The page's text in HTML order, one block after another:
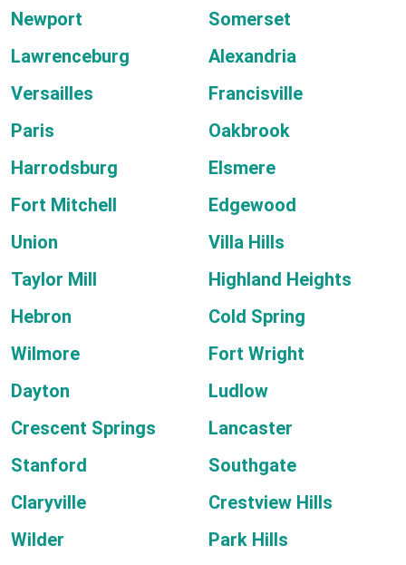
Newport
Somerset
Lawrenceburg
Alexandria
Versailles
Francisville
Paris
Oakbrook
Harrodsburg
Elsmere
Fort Mitchell
Edgewood
Union
Villa Hills
Taylor Mill
Highland Heights
Hebron
Cold Spring
Wilmore
Fort Wright
Dayton
Ludlow
Crescent Springs
Lancaster
Stanford
Southgate
Claryville
Crestview Hills
Wilder
Park Hills